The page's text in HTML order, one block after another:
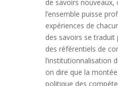
de savoirs nouveaux,
l’ensemble puisse
expériences de
des savoirs se
des référentiels de
l’institutionnalisation
on dire que la
politique des